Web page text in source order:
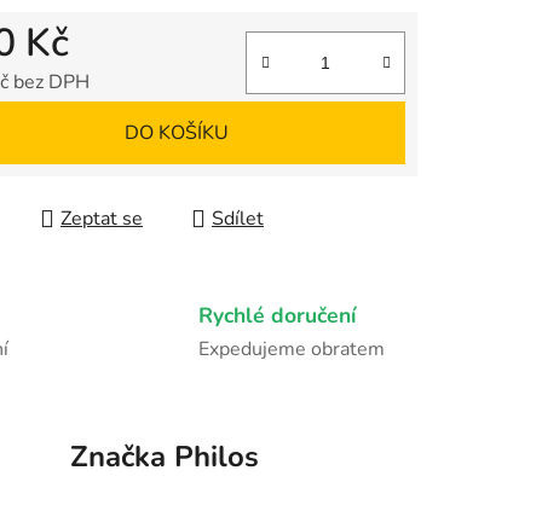
Kč
bez DPH
DO KOŠÍKU
Zeptat se Sdílet
Rychlé doručení
Expedujeme obratem
Značka Philos